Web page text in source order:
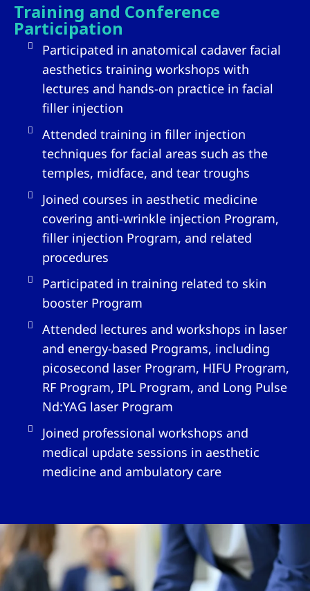
Training and Conference
Participation
Participated in anatomical cadaver facial
aesthetics training workshops with
lectures and hands-on practice in facial
filler injection
Attended training in filler injection
techniques for facial areas such as the
temples, midface, and tear troughs
Joined courses in aesthetic medicine
covering anti-wrinkle injection Program,
filler injection Program, and related
procedures
Participated in training related to skin
booster Program
Attended lectures and workshops in laser
and energy-based Programs, including
picosecond laser Program, HIFU Program,
RF Program, IPL Program, and Long Pulse
Nd:YAG laser Program
Joined professional workshops and
medical update sessions in aesthetic
medicine and ambulatory care